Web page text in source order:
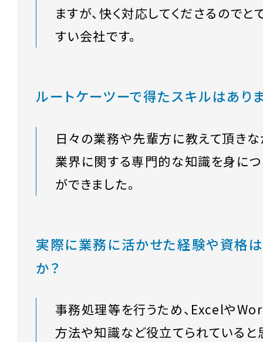
ますが、快く対応してくださるのでと
すい会社です。
ルートケーツーで得たスキルはあり
日々の業務や先輩方に教えて頂き
業界に関する専門的な知識を身に
ができました。
実際に業務に活かせた経験や資格
か？
事務処理等を行うため、Excelや
方法や知識など役立てられていると